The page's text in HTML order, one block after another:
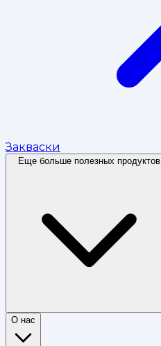
Закваски
Еще больше полезных продуктов
О нас